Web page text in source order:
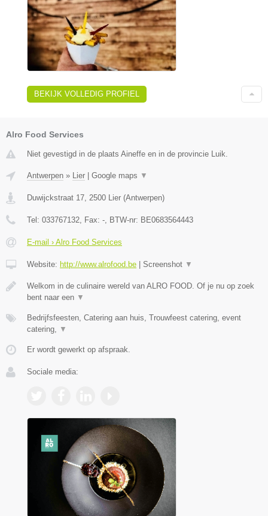
BEKIJK VOLLEDIG PROFIEL
Alro Food Services
Niet gevestigd in de plaats Aineffe en in de provincie Luik.
Antwerpen » Lier Google maps ▼
Duwijckstraat 17, 2500 Lier (Antwerpen)
Tel: 033767132, Fax: -, BTW-nr: BE0683564443
E-mail › Alro Food Services
Website: http://www.alrofood.be Screenshot ▼
Welkom in de culinaire wereld van ALRO FOOD. Of je nu op zoek
bent naar een ▼
Bedrijfsfeesten, Catering aan huis, Trouwfeest catering, event
catering, ▼
Er wordt gewerkt op afspraak.
Sociale media: